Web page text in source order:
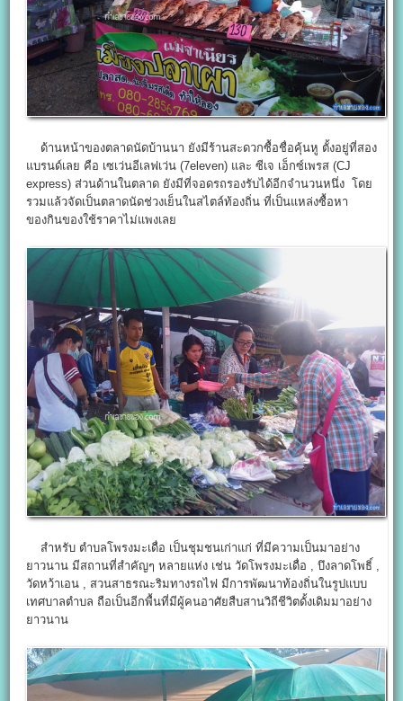
ด้านหน้าของตลาดนัดบ้านนา ยังมีร้านสะดวกซื้อชื่อคุ้นหู ตั้งอยู่ที่สอง
แบรนด์เลย คือ เซเว่นอีเลฟเว่น (7eleven) และ ซีเจ เอ็กซ์เพรส (CJ
express) ส่วนด้านในตลาด ยังมีที่จอดรถรองรับได้อีกจำนวนหนึ่ง โดย
รวมแล้วจัดเป็นตลาดนัดช่วงเย็นในสไตล์ท้องถิ่น ที่เป็นแหล่งซื้อหา
ของกินของใช้ราคาไม่แพงเลย
สำหรับ ตำบลโพรงมะเดื่อ เป็นชุมชนเก่าแก่ ที่มีความเป็นมาอย่าง
ยาวนาน มีสถานที่สำคัญๆ หลายแห่ง เช่น วัดโพรงมะเดื่อ , บึงลาดโพธิ์ ,
วัดหว้าเอน , สวนสาธรณะริมทางรถไฟ มีการพัฒนาท้องถิ่นในรูปแบบ
เทศบาลตำบล ถือเป็นอีกพื้นที่มีผู้คนอาศัยสืบสานวิถีชีวิตดั้งเดิมมาอย่าง
ยาวนาน